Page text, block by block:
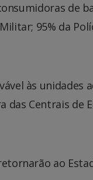
de
95% da
às
Centrais de
ao